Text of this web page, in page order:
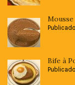
Bife à